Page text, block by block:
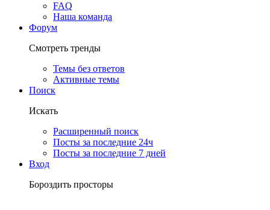
FAQ
Наша команда
Форум
Смотреть тренды
Темы без ответов
Активные темы
Поиск
Искать
Расширенный поиск
Посты за последние 24ч
Посты за последние 7 дней
Вход
Бороздить просторы